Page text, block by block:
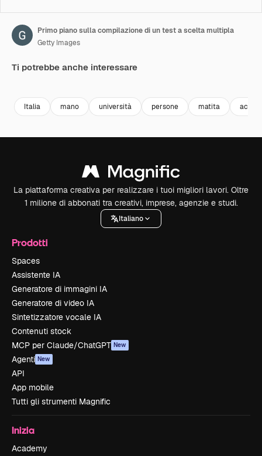
Primo piano sulla compilazione di un test a scelta multipla
Getty Images
Ti potrebbe anche interessare
Italia mano università persone matita
La piattaforma creativa per realizzare i tuoi migliori lavori. Oltre
1 milione di abbonati tra creativi, imprese, agenzie e studi.
Italiano
Prodotti
Spaces
Assistente IA
Generatore di immagini IA
Generatore di video IA
Sintetizzatore vocale IA
Contenuti stock
MCP per Claude/ChatGPT New
Agenti New
API
App mobile
Tutti gli strumenti Magnific
Inizia
Academy